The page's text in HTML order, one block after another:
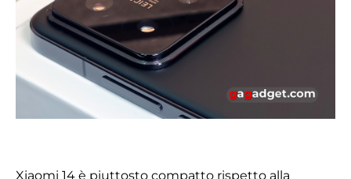
Xiaomi 14 è piuttosto compatto rispetto alla